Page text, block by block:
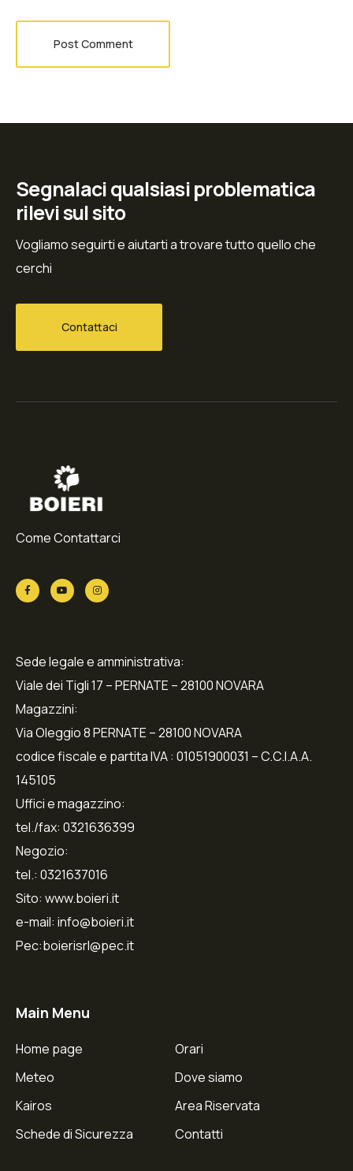
Post Comment
Segnalaci qualsiasi problematica
rilevi sul sito
Vogliamo seguirti e aiutarti a trovare tutto quello che
cerchi
Contattaci
Come Contattarci
Sede legale e amministrativa:
Viale dei Tigli 17 – PERNATE – 28100 NOVARA
Magazzini:
Via Oleggio 8 PERNATE – 28100 NOVARA
codice fiscale e partita IVA : 01051900031 – C.C.I.A.A.
145105
Uffici e magazzino:
tel./fax: 0321636399
Negozio:
tel.: 0321637016
Sito: www.boieri.it
e-mail: info@boieri.it
Pec:boierisrl@pec.it
Main Menu
Home page
Meteo
Kairos
Schede di Sicurezza
Orari
Dove siamo
Area Riservata
Contatti